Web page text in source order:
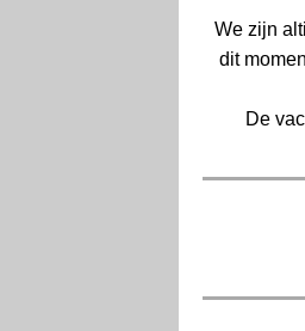
We zijn
dit
De